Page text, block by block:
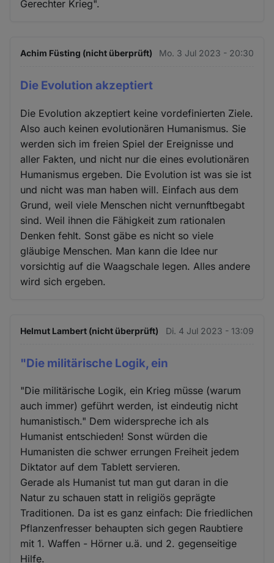
Gerechter Krieg".
Achim Füsting (nicht überprüft) Mo. 3 Jul 2023 - 20:30
Die Evolution akzeptiert
Die Evolution akzeptiert keine vordefinierten Ziele.
Also auch keinen evolutionären Humanismus. Sie
werden sich im freien Spiel der Ereignisse und
aller Fakten, und nicht nur die eines evolutionären
Humanismus ergeben. Die Evolution ist was sie ist
und nicht was man haben will. Einfach aus dem
Grund, weil viele Menschen nicht vernunftbegabt
sind. Weil ihnen die Fähigkeit zum rationalen
Denken fehlt. Sonst gäbe es nicht so viele
gläubige Menschen. Man kann die Idee nur
vorsichtig auf die Waagschale legen. Alles andere
wird sich ergeben.
Helmut Lambert (nicht überprüft) Di. 4 Jul 2023 - 13:09
"Die militärische Logik, ein
"Die militärische Logik, ein Krieg müsse (warum
auch immer) geführt werden, ist eindeutig nicht
humanistisch." Dem widerspreche ich als
Humanist entschieden! Sonst würden die
Humanisten die schwer errungen Freiheit jedem
Diktator auf dem Tablett servieren.
Gerade als Humanist tut man gut daran in die
Natur zu schauen statt in religiös geprägte
Traditionen. Da ist es ganz einfach: Die friedlichen
Pflanzenfresser behaupten sich gegen Raubtiere
mit 1. Waffen - Hörner u.ä. und 2. gegenseitige
Hilfe.